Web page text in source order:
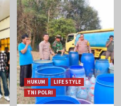
HUKUM
LIFE STYLE
TNI POLRI